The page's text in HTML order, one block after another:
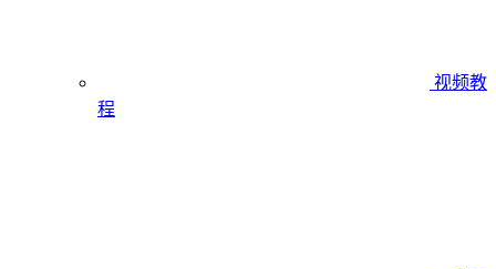
视频教
程